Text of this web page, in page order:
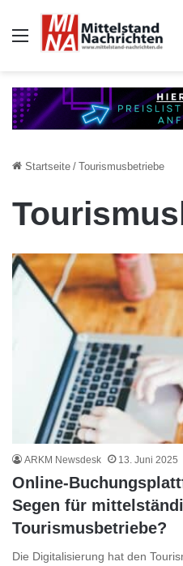
Auswahl
Startseite / Tourismusbetriebe
ARKM Newsdesk 13. Juni 2025
Online-
Segen für
Tourismusbetriebe?
Die Digitalisierung hat den